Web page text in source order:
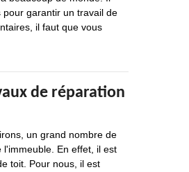
garantir un travail de
il faut que vous
de réparation
un grand nombre de
En effet, il est
toit. Pour nous, il est